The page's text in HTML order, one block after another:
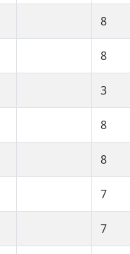
8
8
3
8
8
7
7